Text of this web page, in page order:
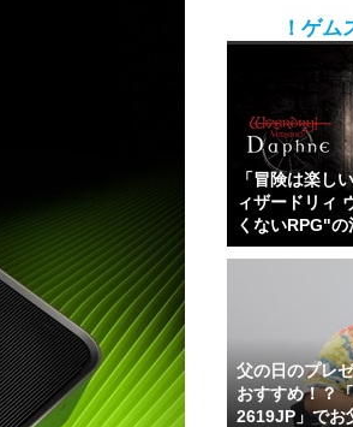
！ゲム
「冒険は楽し
ィザードリィ
くないRPG"
父の日のプレ
おすすめ！？
2619JP」でお